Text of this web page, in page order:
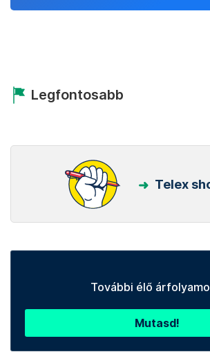
Legfontosabb
Telex
További élő
Mutasd!